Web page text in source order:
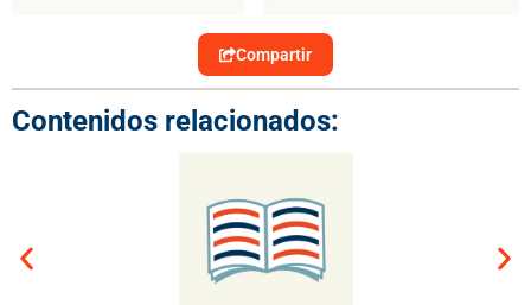
Compartir
Contenidos relacionados: